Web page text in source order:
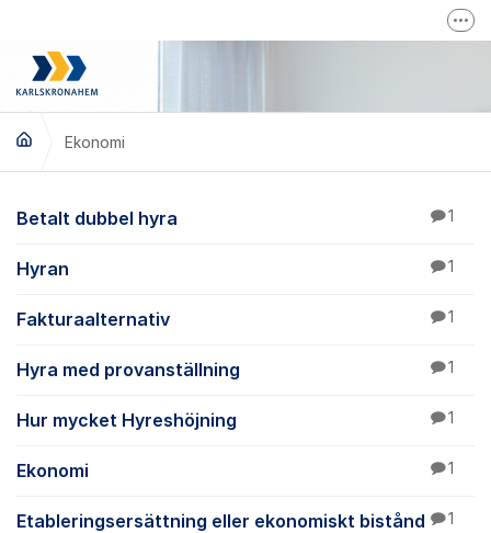
Ekonomi
Ekonomi
Betalt dubbel hyra 1
Hyran 1
Fakturaalternativ 1
Hyra med provanställning 1
Hur mycket Hyreshöjning 1
Ekonomi 1
Etableringsersättning eller ekonomiskt bistånd 1